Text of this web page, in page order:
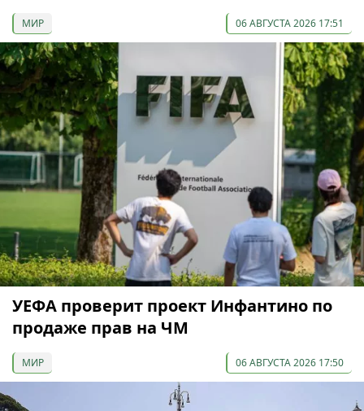
МИР 06 АВГУСТА 2026 17:51
УЕФА проверит проект Инфантино по
продаже прав на ЧМ
МИР 06 АВГУСТА 2026 17:50